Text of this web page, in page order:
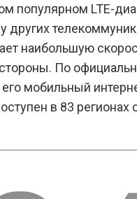
популярном LTE-
других
наибольшую
По
мобильный
в 83 регионах